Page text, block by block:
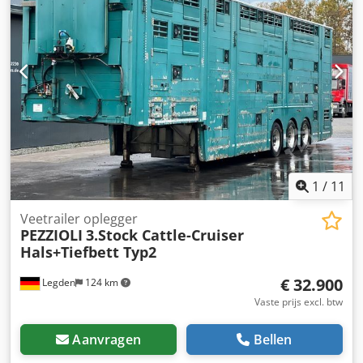
volgende diensten aanbieden:----Inruil van uw oude
voertuig APK/periodieke keuring Volledige
exportafhandeling Bemiddeling bij financieringen
Aanvraag van exportkenteken Transport van voertuigen
Registratie van voertuigen Bergings- en voertuigtransport -
---?UW VTS TEAM
1 / 11
Legden 124 km
Veetrailer oplegger
PEZZIOLI 3.Stock Cattle-Cruiser
Hals+Tiefbett Typ2
€ 32.900
Vaste prijs excl. btw
Aanvragen Bellen